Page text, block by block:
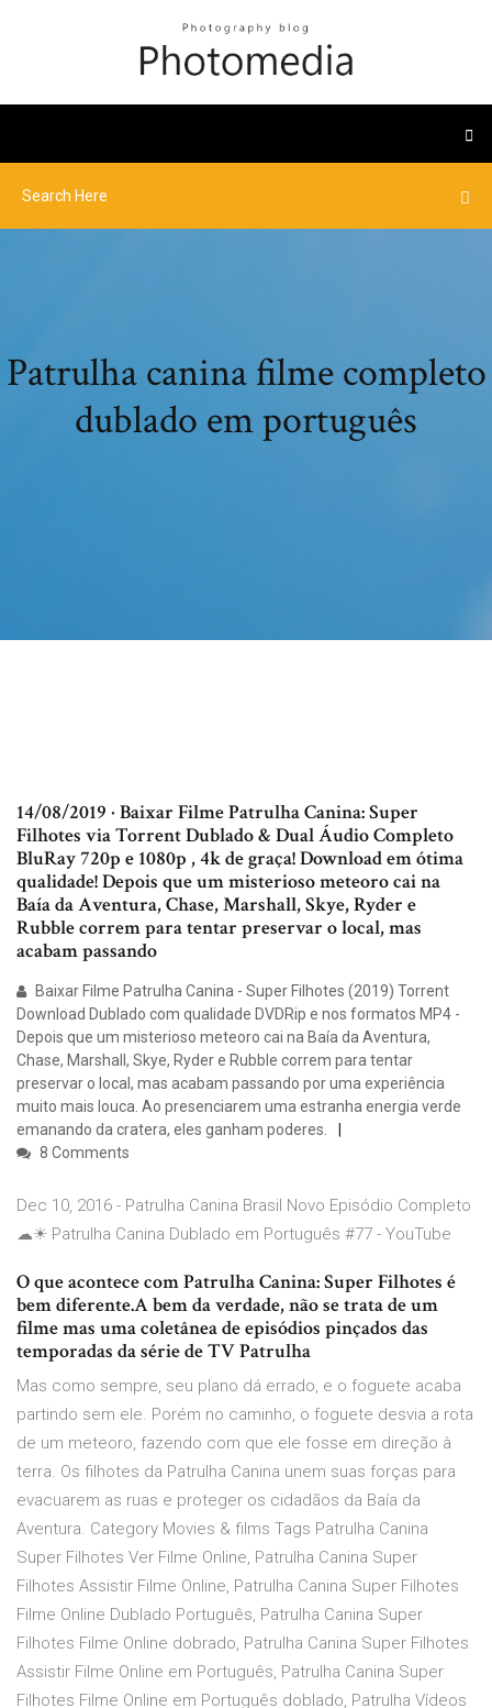
Patrulha canina filme completo
dublado em português
14/08/2019 · Baixar Filme Patrulha Canina: Super
Filhotes via Torrent Dublado & Dual Áudio Completo
BluRay 720p e 1080p , 4k de graça! Download em ótima
qualidade! Depois que um misterioso meteoro cai na
Baía da Aventura, Chase, Marshall, Skye, Ryder e
Rubble correm para tentar preservar o local, mas
acabam passando
Baixar Filme Patrulha Canina - Super Filhotes (2019) Torrent
Download Dublado com qualidade DVDRip e nos formatos MP4 -
Depois que um misterioso meteoro cai na Baía da Aventura,
Chase, Marshall, Skye, Ryder e Rubble correm para tentar
preservar o local, mas acabam passando por uma experiência
muito mais louca. Ao presenciarem uma estranha energia verde
emanando da cratera, eles ganham poderes.
8 Comments
Dec 10, 2016 - Patrulha Canina Brasil Novo Episódio Completo
☁☀ Patrulha Canina Dublado em Português #77 - YouTube
O que acontece com Patrulha Canina: Super Filhotes é
bem diferente.A bem da verdade, não se trata de um
filme mas uma coletânea de episódios pinçados das
temporadas da série de TV Patrulha
Mas como sempre, seu plano dá errado, e o foguete acaba
partindo sem ele. Porém no caminho, o foguete desvia a rota
de um meteoro, fazendo com que ele fosse em direção à
terra. Os filhotes da Patrulha Canina unem suas forças para
evacuarem as ruas e proteger os cidadãos da Baía da
Aventura. Category Movies & films Tags Patrulha Canina
Super Filhotes Ver Filme Online, Patrulha Canina Super
Filhotes Assistir Filme Online, Patrulha Canina Super Filhotes
Filme Online Dublado Português, Patrulha Canina Super
Filhotes Filme Online dobrado, Patrulha Canina Super Filhotes
Assistir Filme Online em Português, Patrulha Canina Super
Filhotes Filme Online em Português doblado, Patrulha Vídeos